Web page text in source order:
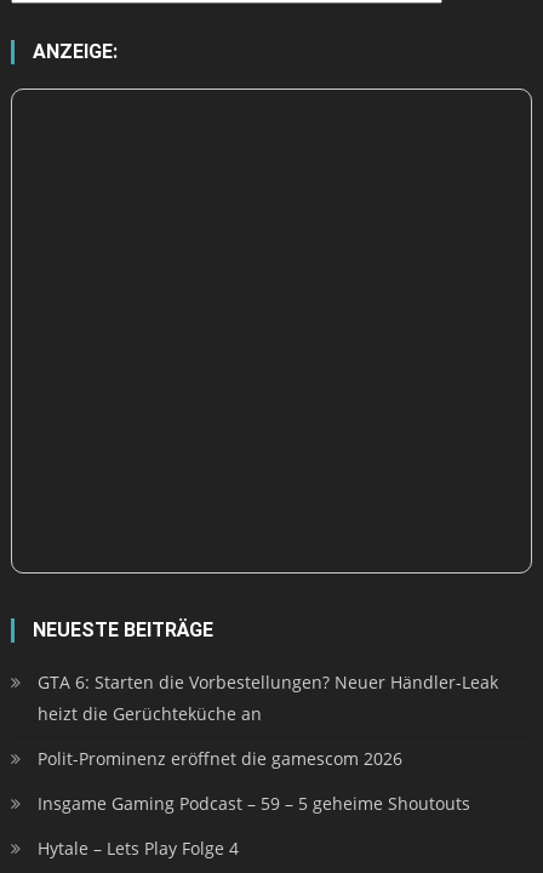
ANZEIGE:
NEUESTE BEITRÄGE
GTA 6: Starten die Vorbestellungen? Neuer Händler-Leak
heizt die Gerüchteküche an
Polit-Prominenz eröffnet die gamescom 2026
Insgame Gaming Podcast – 59 – 5 geheime Shoutouts
Hytale – Lets Play Folge 4